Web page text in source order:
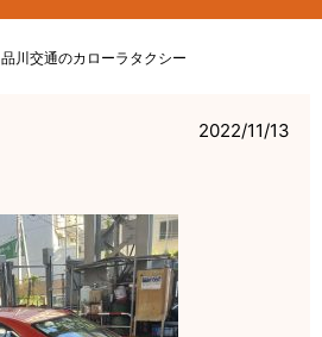
品川交通のカローラタクシー
2022/11/13